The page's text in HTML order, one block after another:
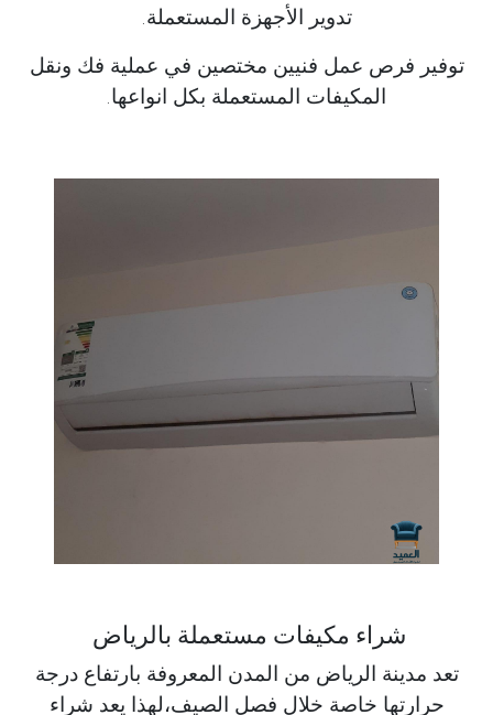
تدوير الأجهزة المستعملة.
توفير فرص عمل فنيين مختصين في عملية فك ونقل
المكيفات المستعملة بكل انواعها.
شراء مكيفات مستعملة بالرياض
تعد مدينة الرياض من المدن المعروفة بارتفاع درجة
حرارتها خاصة خلال فصل الصيف،لهذا يعد شراء